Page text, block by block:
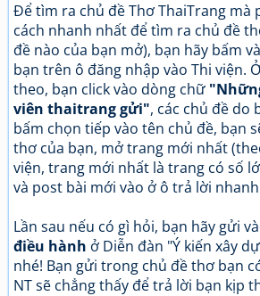
Để tìm ra chủ đề Thơ ThaiTrang mà
cách nhanh nhất để tìm ra chủ đề
đề nào của bạn mở), bạn hãy bấm
bạn trên ô đăng nhập vào Thi viện.
theo, bạn click vào dòng chữ
viên thaitrang gửi", các chủ đề do
bấm chọn tiếp vào tên chủ đề, bạn
thơ của bạn, mở trang mới nhất
viện, trang mới nhất là trang có số
và post bài mới vào ở ô trả lời
Lần sau nếu có gì hỏi, bạn hãy gửi
điều hành ở Diễn đàn "Ý kiến xây
nhé! Bạn gửi trong chủ đề thơ bạn
NT sẽ chẳng thấy để trả lời bạn kịp